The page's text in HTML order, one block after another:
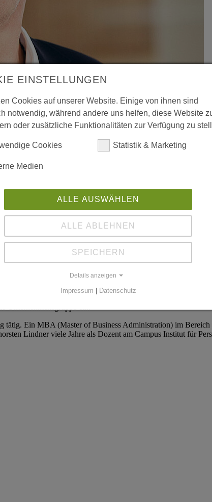
Unternehmensgruppe ein.
tätig. Ein MBA (Master of Business Administration) im
Lindner viele Jahre als Dozent am Campus Institut für
EINSTELLUNGEN
Cookies auf unserer Website. Einige von ihnen sind
notwendig, während andere uns helfen, diese Website
oder zusätzliche Funktionalitäten zur Verfügung zu
Cookies Statistik & Marketing
Medien
ALLE AUSWÄHLEN
ALLE ABLEHNEN
SPEICHERN
Details anzeigen
Impressum | Datenschutz